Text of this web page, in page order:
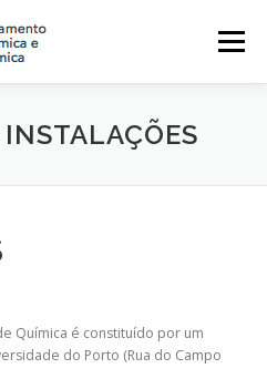
Menu
INVESTIGAÇÃO
Química é constituído por um
do Porto (Rua do Campo